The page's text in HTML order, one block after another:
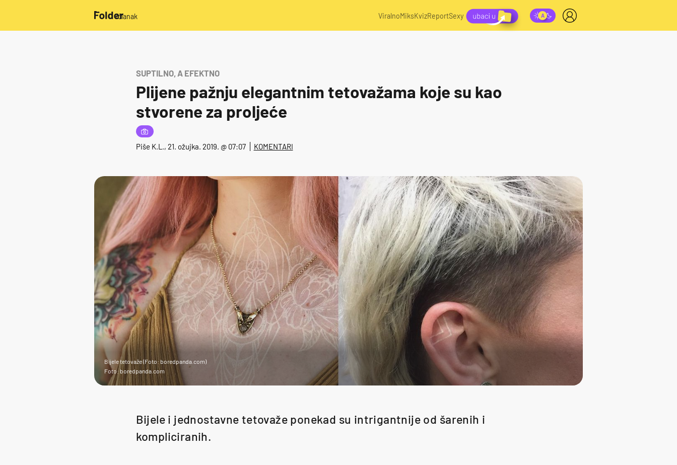
/članak ViralnoMiksKvizReportSexy
SUPTILNO, A EFEKTNO
Plijene pažnju elegantnim tetovažama koje su kao
stvorene za proljeće
Piše K.L., 21. ožujka. 2019. @ 07:07 KOMENTARI
Bijele tetovaže (Foto: boredpanda.com)
Foto: boredpanda.com
Bijele i jednostavne tetovaže ponekad su intrigantnije od šarenih i
kompliciranih.